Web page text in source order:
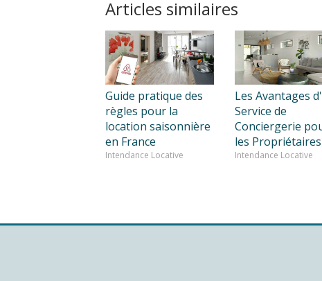
Articles similaires
Guide pratique des
règles pour la
location saisonnière
en France
Intendance Locative
Les Avantages
Service de
Conciergerie
les Propriétaires
Intendance Locative